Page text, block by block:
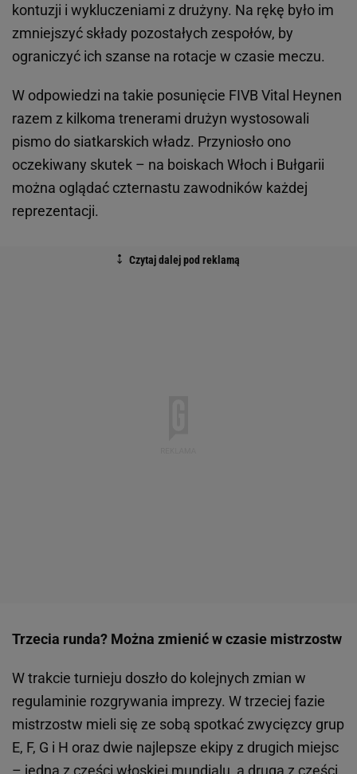
kontuzji i wykluczeniami z drużyny. Na rękę było im
zmniejszyć składy pozostałych zespołów, by
ograniczyć ich szanse na rotacje w czasie meczu.
W odpowiedzi na takie posunięcie FIVB Vital Heynen
razem z kilkoma trenerami drużyn wystosowali
pismo do siatkarskich władz. Przyniosło ono
oczekiwany skutek – na boiskach Włoch i Bułgarii
można oglądać czternastu zawodników każdej
reprezentacji.
Trzecia runda? Można zmienić w czasie mistrzostw
W trakcie turnieju doszło do kolejnych zmian w
regulaminie rozgrywania imprezy. W trzeciej fazie
mistrzostw mieli się ze sobą spotkać zwycięzcy grup
E, F, G i H oraz dwie najlepsze ekipy z drugich miejsc
– jedna z części włoskiej mundialu, a druga z części